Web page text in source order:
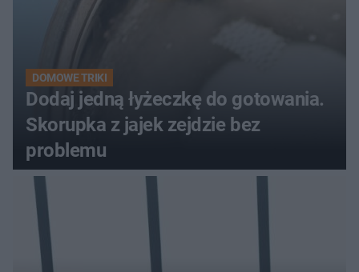
DOMOWE TRIKI
Dodaj jedną łyżeczkę do gotowania.
Skorupka z jajek zejdzie bez
problemu